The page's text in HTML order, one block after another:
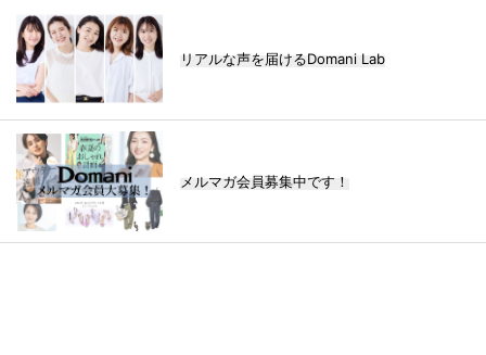
リアルな声を届けるDomani Lab
メルマガ会員募集中です！